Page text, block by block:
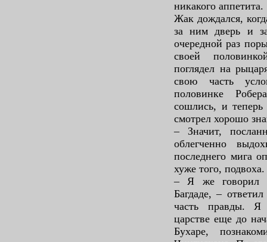
никакого аппетита.
Жак дождался,
за ним дверь и
очередной раз
своей
поглядел на
свою часть
половинке
сошлись, и
смотрел хорошо
– Значит,
облегченно
последнего мига
хуже того,
– Я же говорил
Багдаде, –
часть правды. Я
царстве еще до
Бухаре,